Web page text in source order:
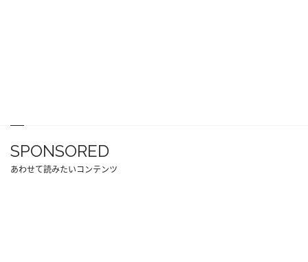
SPONSORED
あわせて読みたいコンテンツ